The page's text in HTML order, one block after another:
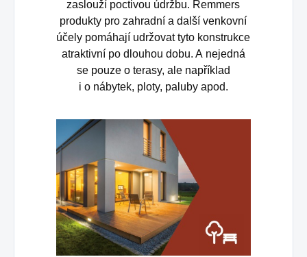
zaslouží poctivou údržbu. Remmers
produkty pro zahradní a další venkovní
účely pomáhají udržovat tyto konstrukce
atraktivní po dlouhou dobu. A nejedná
se pouze o terasy, ale například
i o nábytek, ploty, paluby apod.